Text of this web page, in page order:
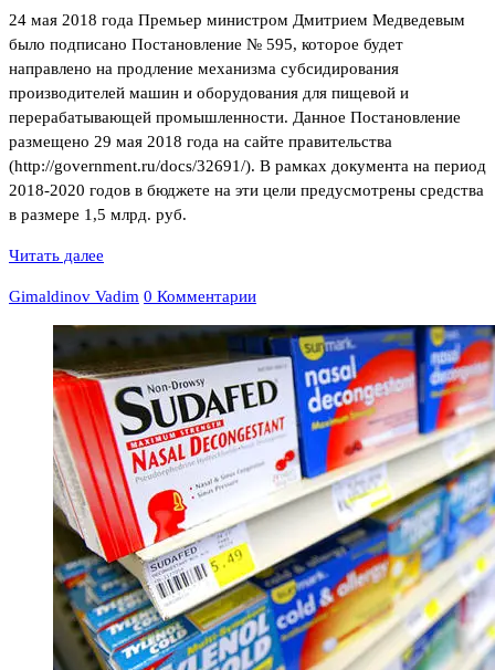
24 мая 2018 года Премьер министром Дмитрием Медведевым
было подписано Постановление № 595, которое будет
направлено на продление механизма субсидирования
производителей машин и оборудования для пищевой и
перерабатывающей промышленности. Данное Постановление
размещено 29 мая 2018 года на сайте правительства
(http://government.ru/docs/32691/). В рамках документа на период
2018-2020 годов в бюджете на эти цели предусмотрены средства
в размере 1,5 млрд. руб.
Читать далее
Gimaldinov Vadim 0 Комментарии